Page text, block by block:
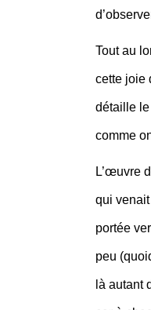
Tout au
cette joie
détaille
comme
L’œuvre
qui
portée
peu
là autant